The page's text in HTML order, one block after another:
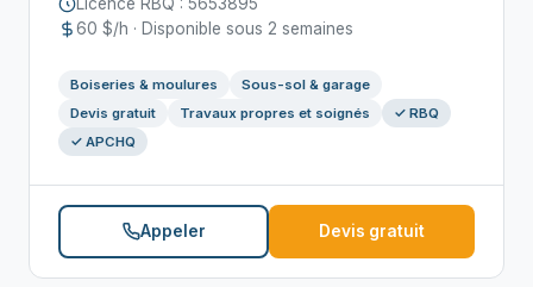
60 $/h · Disponible sous 2 semaines
Boiseries & moulures
Sous-sol & garage
Devis gratuit
Travaux propres et soignés
✓ RBQ
✓ APCHQ
Appeler Devis gratuit